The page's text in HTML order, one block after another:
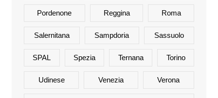
Pordenone Reggina Roma
Salernitana Sampdoria Sassuolo
SPAL Spezia Ternana Torino
Udinese Venezia Verona